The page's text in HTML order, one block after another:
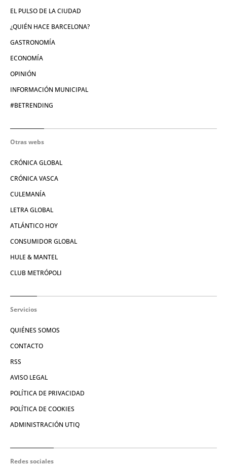
EL PULSO DE LA CIUDAD
¿QUIÉN HACE BARCELONA?
GASTRONOMÍA
ECONOMÍA
OPINIÓN
INFORMACIÓN MUNICIPAL
#BETRENDING
Otras webs
CRÓNICA GLOBAL
CRÓNICA VASCA
CULEMANÍA
LETRA GLOBAL
ATLÁNTICO HOY
CONSUMIDOR GLOBAL
HULE & MANTEL
CLUB METRÓPOLI
Servicios
QUIÉNES SOMOS
CONTACTO
RSS
AVISO LEGAL
POLÍTICA DE PRIVACIDAD
POLÍTICA DE COOKIES
ADMINISTRACIÓN UTIQ
Redes sociales